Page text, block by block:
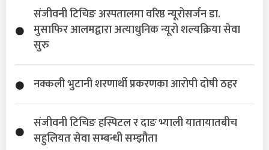
संजीवनी टिचिङ अस्पतालमा वरिष्ठ न्यूरोसर्जन डा.
मुसाफिर आलमद्वारा अत्याधुनिक न्यूरो शल्यक्रिया सेवा
सुरु
नक्कली भुटानी शरणार्थी प्रकरणका आरोपी दोषी ठहर
संजीवनी टिचिङ हस्पिटल र दाङ भ्याली यातायातबीच
सहुलियत सेवा सम्बन्धी सम्झौता